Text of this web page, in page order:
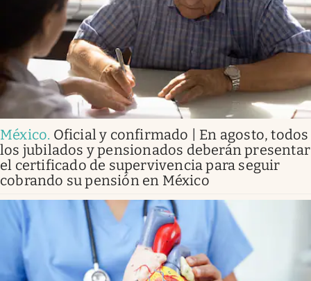
México. Oficial y confirmado | En agosto, todos
los jubilados y pensionados deberán presentar
el certificado de supervivencia para seguir
cobrando su pensión en México